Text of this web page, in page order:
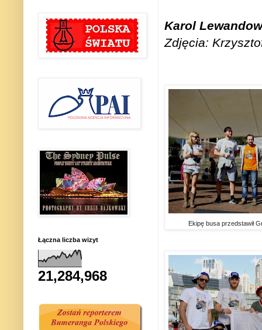
Karol
Zdjęcia:
Ekipę busa przedstawił
Łączna liczba wizyt
21,284,968